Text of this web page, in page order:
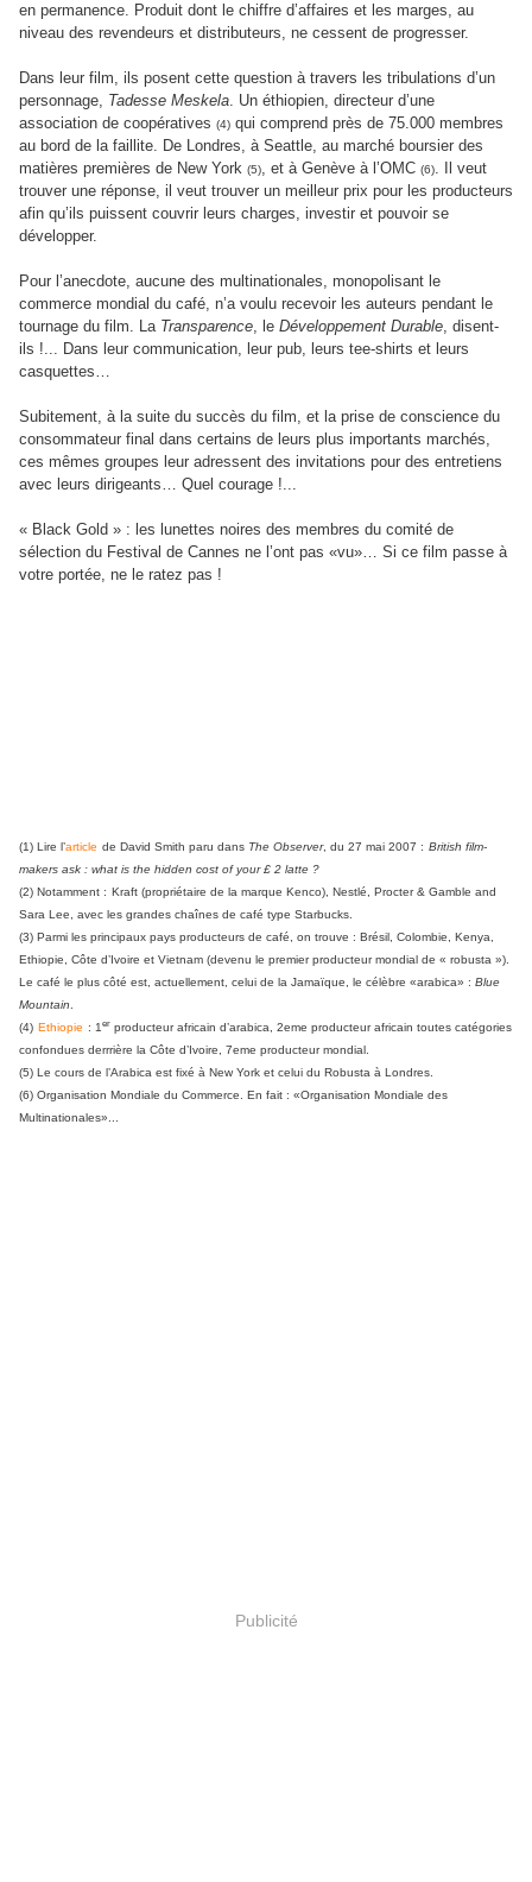
en permanence. Produit dont le chiffre d’affaires et les marges, au
niveau des revendeurs et distributeurs, ne cessent de progresser.
Dans leur film, ils posent cette question à travers les tribulations d’un
personnage, Tadesse Meskela. Un éthiopien, directeur d’une
association de coopératives (4) qui comprend près de 75.000 membres
au bord de la faillite. De Londres, à Seattle, au marché boursier des
matières premières de New York (5), et à Genève à l’OMC (6). Il veut
trouver une réponse, il veut trouver un meilleur prix pour les producteurs
afin qu’ils puissent couvrir leurs charges, investir et pouvoir se
développer.
Pour l’anecdote, aucune des multinationales, monopolisant le
commerce mondial du café, n’a voulu recevoir les auteurs pendant le
tournage du film. La Transparence, le Développement Durable, disent-
ils !... Dans leur communication, leur pub, leurs tee-shirts et leurs
casquettes…
Subitement, à la suite du succès du film, et la prise de conscience du
consommateur final dans certains de leurs plus importants marchés,
ces mêmes groupes leur adressent des invitations pour des entretiens
avec leurs dirigeants… Quel courage !...
« Black Gold » : les lunettes noires des membres du comité de
sélection du Festival de Cannes ne l’ont pas «vu»… Si ce film passe à
votre portée, ne le ratez pas !
(1) Lire l’article de David Smith paru dans The Observer, du 27 mai 2007 : British film-
makers ask : what is the hidden cost of your £ 2 latte ?
(2) Notamment : Kraft (propriétaire de la marque Kenco), Nestlé, Procter & Gamble and
Sara Lee, avec les grandes chaînes de café type Starbucks.
(3) Parmi les principaux pays producteurs de café, on trouve : Brésil, Colombie, Kenya,
Ethiopie, Côte d’Ivoire et Vietnam (devenu le premier producteur mondial de « robusta »).
Le café le plus côté est, actuellement, celui de la Jamaïque, le célèbre «arabica» : Blue
Mountain
(4) Ethiopie : 1 er producteur africain d’arabica, 2eme producteur africain toutes catégories
confondues derrrière la Côte d’Ivoire, 7eme producteur mondial.
(5) Le cours de l’Arabica est fixé à New York et celui du Robusta à Londres.
(6) Organisation Mondiale du Commerce. En fait : «Organisation Mondiale des
Multinationales»...
Publicité